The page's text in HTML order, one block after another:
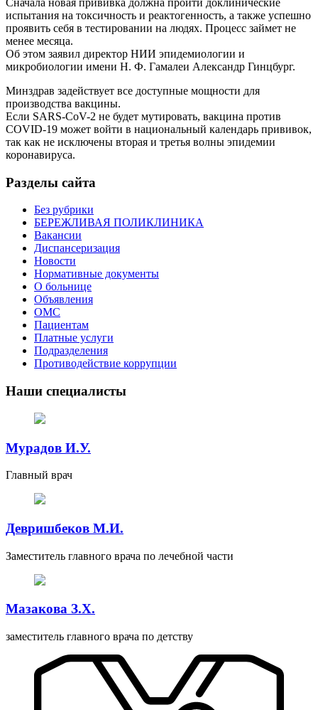
Сначала новая прививка должна пройти доклинические
испытания на токсичность и реактогенность, а также успешно
проявить себя в тестировании на людях. Процесс займет не
менее месяца.
Об этом заявил директор НИИ эпидемиологии и
микробиологии имени Н. Ф. Гамалеи Александр Гинцбург.
Минздрав задействует все доступные мощности для
производства вакцины.
Если SARS-CoV-2 не будет мутировать, вакцина против
COVID-19 может войти в национальный календарь прививок,
так как не исключены вторая и третья волны эпидемии
коронавируса.
Разделы сайта
Без рубрики
БЕРЕЖЛИВАЯ ПОЛИКЛИНИКА
Вакансии
Диспансеризация
Новости
Нормативные документы
О больнице
Объявления
ОМС
Пациентам
Платные услуги
Подразделения
Противодействие коррупции
Наши специалисты
Мурадов И.У.
Главный врач
Девришбеков М.И.
Заместитель главного врача по лечебной части
Мазакова З.Х.
заместитель главного врача по детству